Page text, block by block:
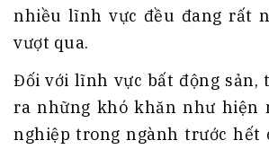
nhiều lĩnh vực đều đang rất
vượt qua.
Đối với lĩnh vực bất động sản,
ra những khó khăn như hiện
nghiệp trong ngành trước hết